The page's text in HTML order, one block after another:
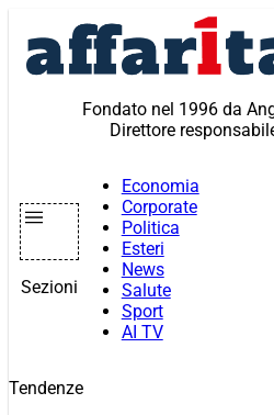
contenuto
Fondato nel 1996 da
Direttore
Sezioni
Economia
Corporate
Politica
Esteri
News
Salute
Sport
AI TV
Tendenze